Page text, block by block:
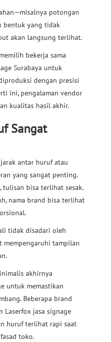
potongan
bentuk yang tidak
akan langsung terlihat.
bekerja sama
Surabaya untuk
dengan presisi
ini, pengalaman vendor
kualitas hasil akhir.
Sangat
antar huruf atau
yang sangat penting.
tulisan bisa terlihat sesak.
nama brand bisa terlihat
tidak disadari oleh
mempengaruhi tampilan
akhirnya
untuk memastikan
Beberapa brand
Laserfox jasa signage
huruf terlihat rapi saat
toko.